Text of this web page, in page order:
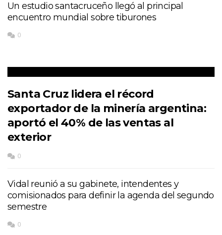
Un estudio santacruceño llegó al principal
encuentro mundial sobre tiburones
0
Santa Cruz lidera el récord
exportador de la minería argentina:
aportó el 40% de las ventas al
exterior
0
Vidal reunió a su gabinete, intendentes y
comisionados para definir la agenda del segundo
semestre
0